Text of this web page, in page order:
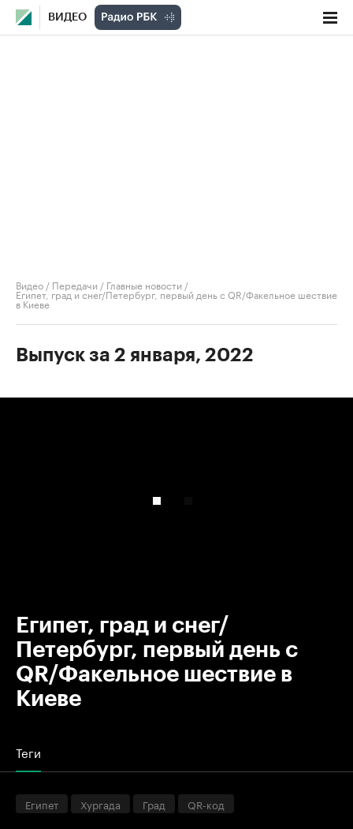
ВИДЕО
Видео / Передачи / Главные новости /
Египет, град и снег/Петербург, первый день c QR/Факельное шествие
в Киеве
Выпуск за 2 января, 2022
Египет, град и снег/
Петербург, первый день c
QR/Факельное шествие в
Киеве
Теги
Египет Хургада Град QR-код